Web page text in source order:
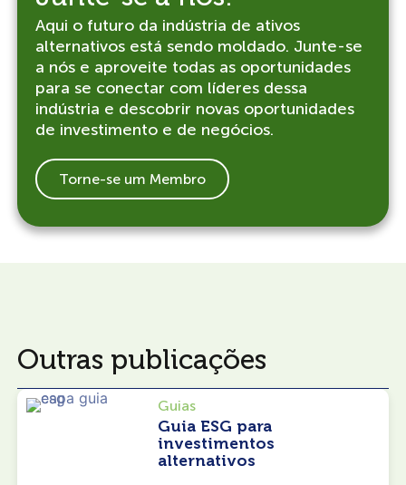
Aqui o futuro da indústria de ativos
alternativos está sendo moldado. Junte-se
a nós e aproveite todas as oportunidades
para se conectar com líderes dessa
indústria e descobrir novas oportunidades
de investimento e de negócios.
Torne-se um Membro
Outras publicações
Guias
Guia ESG para
investimentos
alternativos